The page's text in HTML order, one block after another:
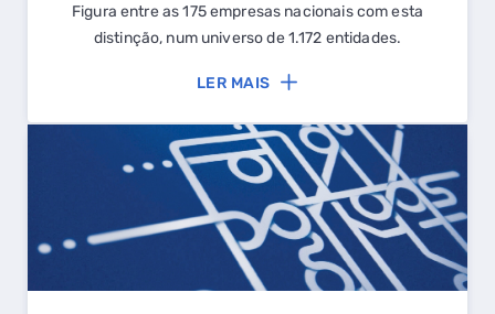
Figura entre as 175 empresas nacionais com esta
distinção, num universo de 1.172 entidades.
LER MAIS